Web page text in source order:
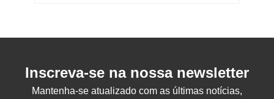
Inscreva-se na nossa newsletter
Mantenha-se atualizado com as últimas notícias,